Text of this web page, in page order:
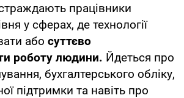
працівники
у сферах, де технології
або суттєво
роботу людини. Йдеться про
бухгалтерського обліку,
підтримки та навіть про